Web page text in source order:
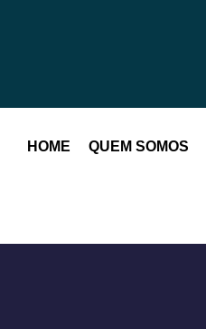
HOME QUEM SOMOS